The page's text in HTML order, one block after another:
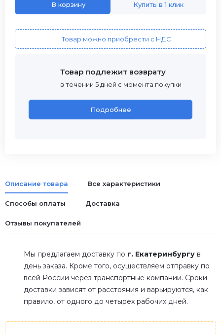
В корзину Купить в 1 клик
Товар можно приобрести с НДС
Товар подлежит возврату
в течении 5 дней с момента покупки
Подробнее
Описание товара Все характеристики
Способы оплаты Доставка
Отзывы покупателей
Мы предлагаем доставку по г. Екатеринбургу в
день заказа. Кроме того, осуществляем отправку по
всей России через транспортные компании. Сроки
доставки зависят от расстояния и варьируются, как
правило, от одного до четырех рабочих дней.